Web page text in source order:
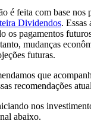
é feita com base nos
Dividendos. Essas
os pagamentos
mudanças
futuras.
que
recomendações
nos
abaixo.